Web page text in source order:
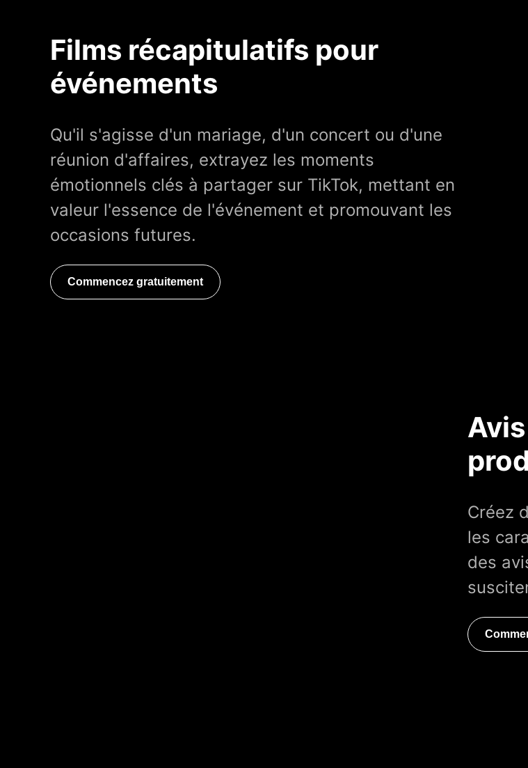
Films récapitulatifs pour
événements
Qu'il s'agisse d'un mariage, d'un concert ou d'une
réunion d'affaires, extrayez les moments
émotionnels clés à partager sur TikTok, mettant en
valeur l'essence de l'événement et promouvant les
occasions futures.
Commencez gratuitement
Créez
les
des